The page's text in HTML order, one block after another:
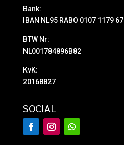
Bank:
IBAN NL95 RABO 0107 1179 67
BTW Nr:
NL001784896B82
KvK:
20168827
SOCIAL